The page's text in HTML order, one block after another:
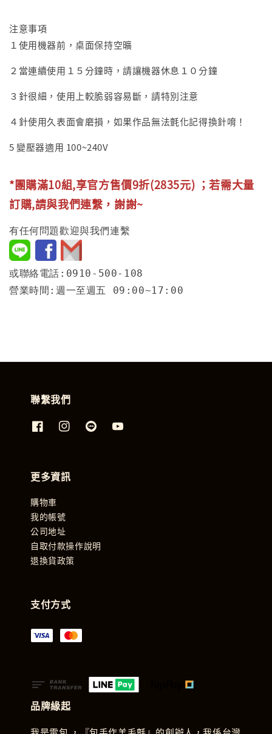
注意事項
１使用機器前，桌面保持空曠
２當連續使用１５分鐘時，請讓機器休息１０分鐘
３針很細，使用上較脆弱容易斷，請特別注意
４針使用久表面會磨損，如果作品無法氈化記得換針唷！
5 變壓器適用 100~240V
*團購滿10組,享官方售價9折(2835元) ；若需大量
訂購,請與我們連繫，謝謝~
有任何問題歡迎與我們連繫
或聯絡電話:0910-500-108
營業時間:週一至週五 09:00~17:00
聯繫我們
更多資訊
購物車
我的帳號
公司地址
自取付款操作說明
退換貨政策
支付方式
品牌緣起